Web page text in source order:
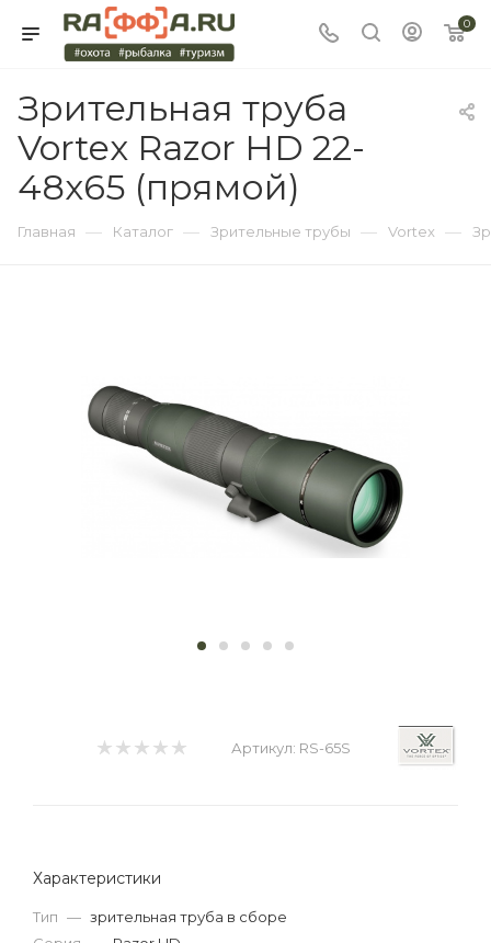
0
Зрительная труба
Vortex Razor HD 22-
48x65 (прямой)
Главная — Каталог — Зрительные трубы — Vortex —
Артикул: RS-65S
Характеристики
Тип — зрительная труба в сборе